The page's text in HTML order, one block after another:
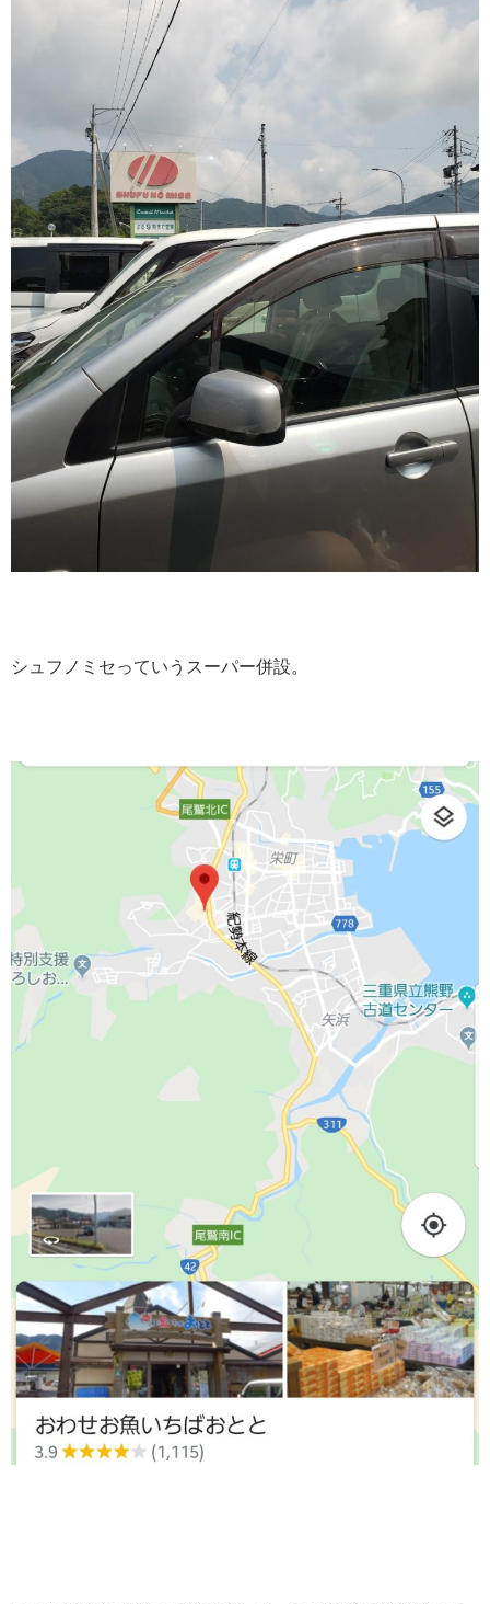
シュフノミセっていうスーパー併設。